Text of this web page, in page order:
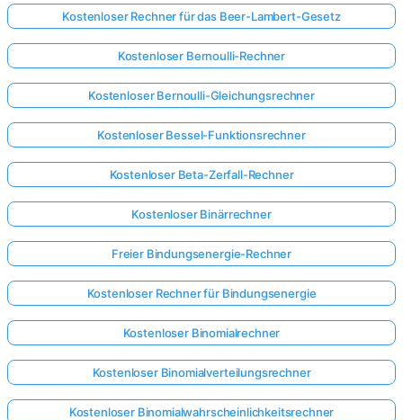
Kostenloser Rechner für das Beer-Lambert-Gesetz
Kostenloser Bernoulli-Rechner
Kostenloser Bernoulli-Gleichungsrechner
Kostenloser Bessel-Funktionsrechner
Kostenloser Beta-Zerfall-Rechner
Kostenloser Binärrechner
Freier Bindungsenergie-Rechner
Kostenloser Rechner für Bindungsenergie
Kostenloser Binomialrechner
Kostenloser Binomialverteilungsrechner
Kostenloser Binomialwahrscheinlichkeitsrechner